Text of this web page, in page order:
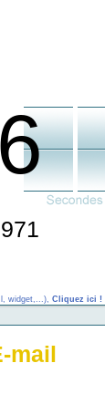
widget,...), Cliquez ici !
mail